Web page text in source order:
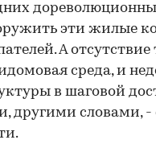
эти жилые
А
среда, и
в шаговой
другими словами,